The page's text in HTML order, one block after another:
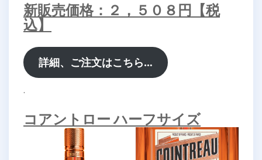
新販売価格：２，５０８円【税
込】
詳細、ご注文はこちら…
.
コアントロー ハーフサイズ